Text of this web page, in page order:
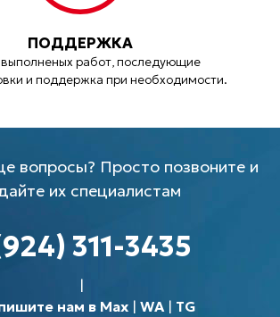
ПОДДЕРЖКА
работ, последующие
и поддержка при необходимости.
вопросы? Просто позвоните и
их специалистам
311-3435
нам в Max| WA| TG